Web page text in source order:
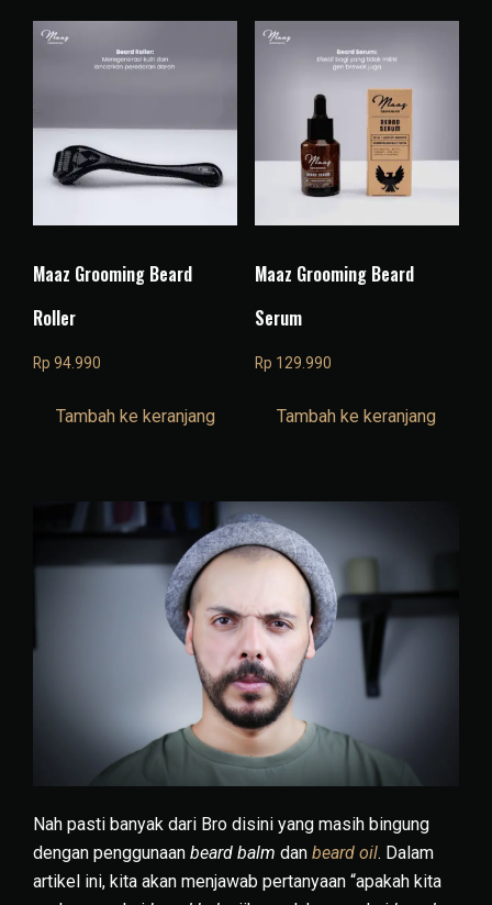
Maaz Grooming Beard
Roller
Rp 94.990
Tambah ke keranjang
Maaz Grooming Beard
Serum
Rp 129.990
Tambah ke keranjang
Nah pasti banyak dari Bro disini yang masih bingung
dengan penggunaan beard balm dan beard oil. Dalam
artikel ini, kita akan menjawab pertanyaan “apakah kita